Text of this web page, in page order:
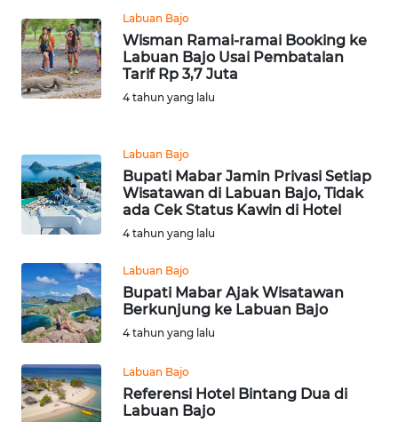
Labuan Bajo
Wisman Ramai-ramai Booking ke
Labuan Bajo Usai Pembatalan
Tarif Rp 3,7 Juta
4 tahun yang lalu
Labuan Bajo
Bupati Mabar Jamin Privasi Setiap
Wisatawan di Labuan Bajo, Tidak
ada Cek Status Kawin di Hotel
4 tahun yang lalu
Labuan Bajo
Bupati Mabar Ajak Wisatawan
Berkunjung ke Labuan Bajo
4 tahun yang lalu
Labuan Bajo
Referensi Hotel Bintang Dua di
Labuan Bajo
WN
JAKARTA
WN
BANTEN
NTT
WN
KEPRI
WN
PAPUA